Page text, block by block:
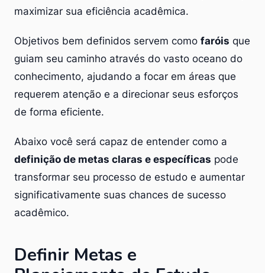
maximizar sua eficiência acadêmica.
Objetivos bem definidos servem como faróis que
guiam seu caminho através do vasto oceano do
conhecimento, ajudando a focar em áreas que
requerem atenção e a direcionar seus esforços
de forma eficiente.
Abaixo você será capaz de entender como a
definição de metas claras e específicas pode
transformar seu processo de estudo e aumentar
significativamente suas chances de sucesso
acadêmico.
Definir Metas e